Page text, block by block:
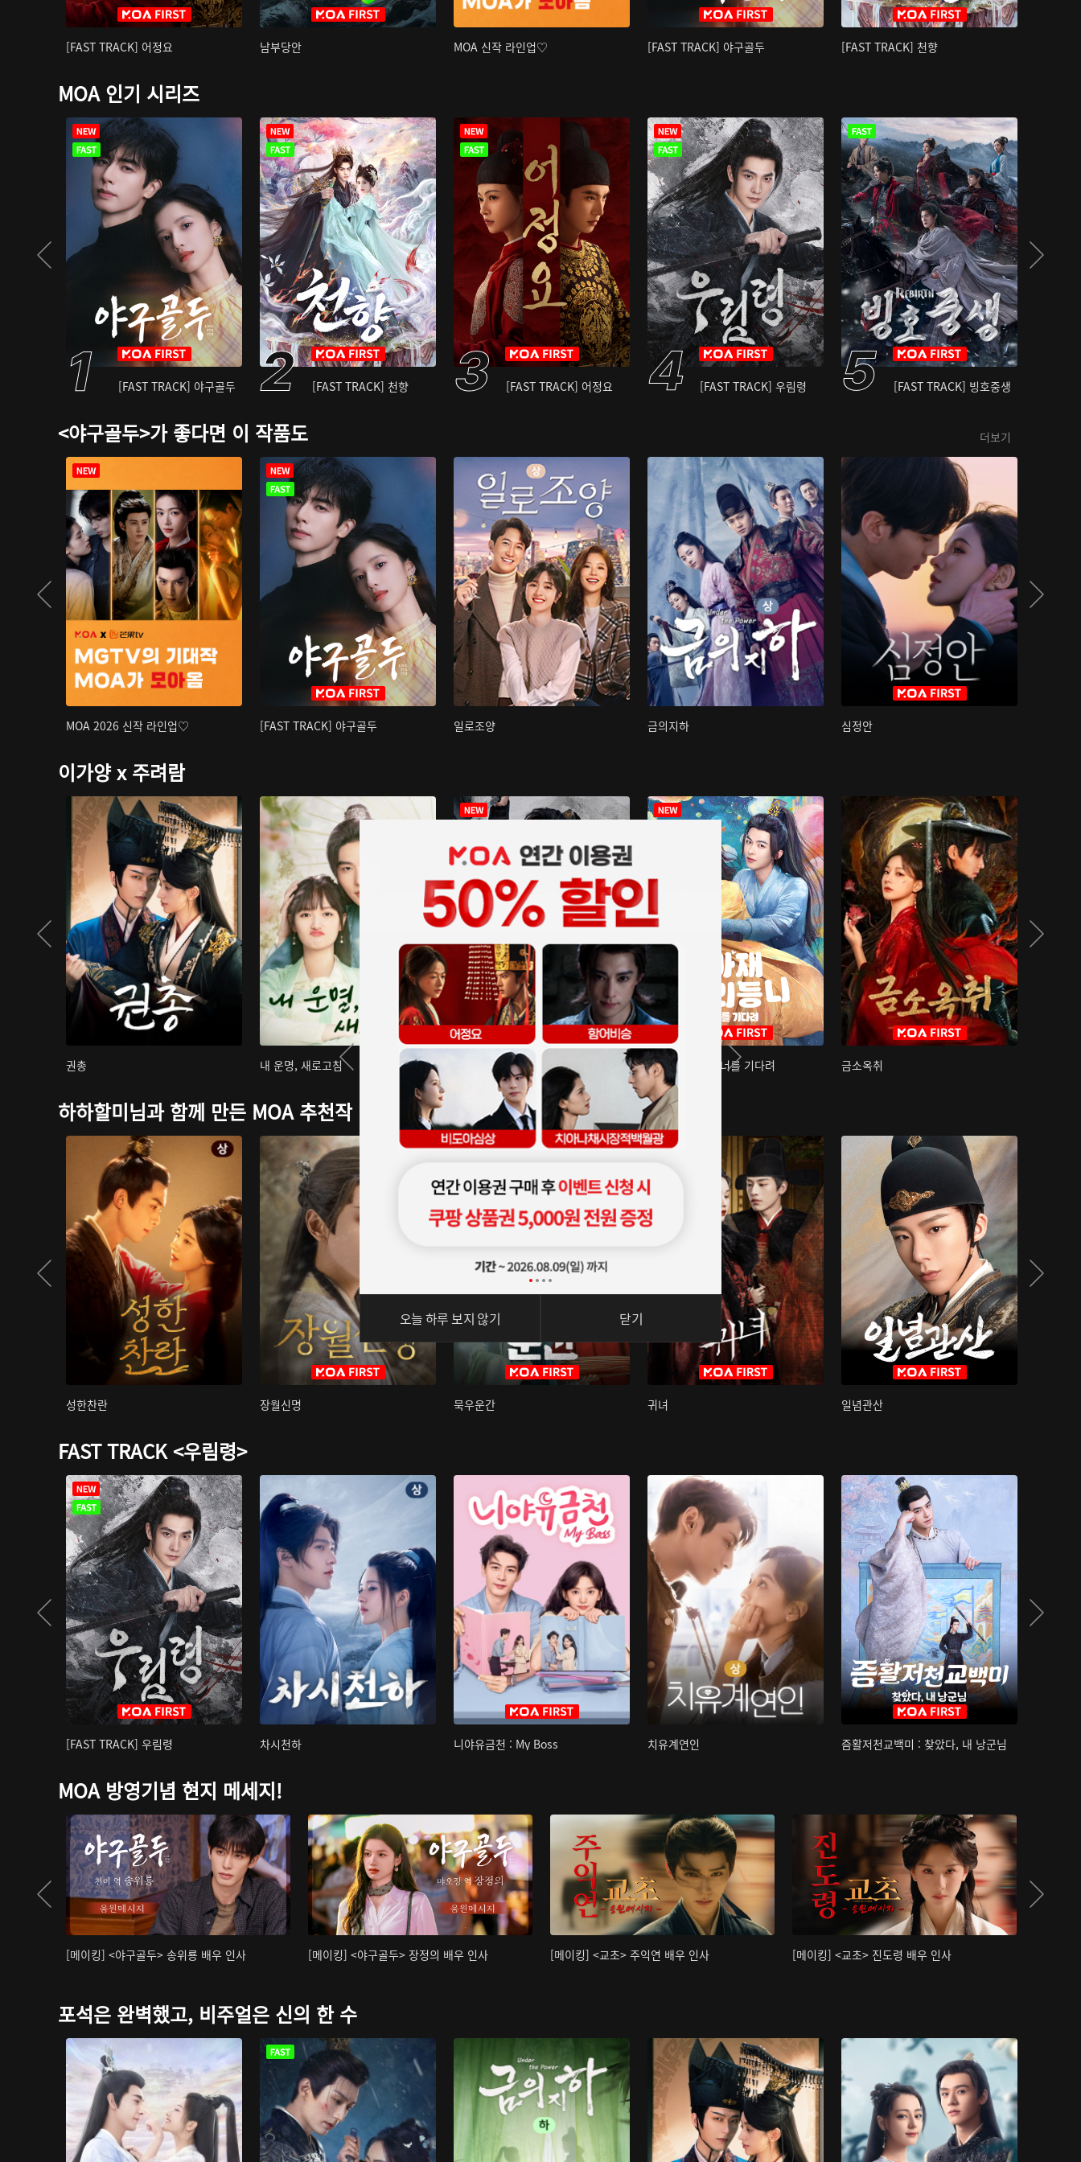
[FAST TRACK] 어정요 남부당안 MOA 신작 라인업♡ [FAST TRACK] 야구골두 [FAST TRACK] 천향
MOA 인기 시리즈
[FAST TRACK] 야구골두 [FAST TRACK] 천향 [FAST TRACK] 어정요 [FAST TRACK] 우림령 [FAST TRACK] 빙호중생
<야구골두>가 좋다면 이 작품도 더보기
MOA 2026 신작 라인업♡ [FAST TRACK] 야구골두 일로조양 금의지하 심정안
이가양 x 주려람
권총 내 운명, 새로고침 아재저리등니 : 너를 기다려 금소옥취
하하할미님과 함께 만든 MOA 추천작
성한찬란 장월신명 묵우운간 귀녀 일념관산
FAST TRACK <우림령>
[FAST TRACK] 우림령 차시천하 니야유금천 : My Boss 치유계연인 즘활저천교백미 : 찾았다, 내 낭군님
MOA 방영기념 현지 메세지!
[메이킹] <야구골두> 송위룡 배우 인사 [메이킹] <야구골두> 장정의 배우 인사 [메이킹] <교초> 주익연 배우 인사 [메이킹] <교초> 진도령 배우 인사
포석은 완벽했고, 비주얼은 신의 한 수
오늘 하루 보지 않기 닫기